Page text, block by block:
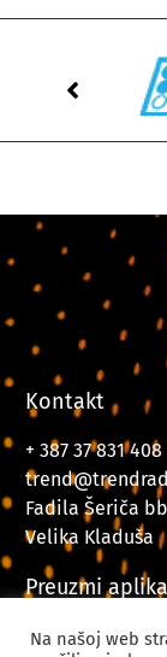
Kontakt
+ 387 37 831 408
Fadila Šeriča
Velika Kladuša
Preuzmi
Na našoj web